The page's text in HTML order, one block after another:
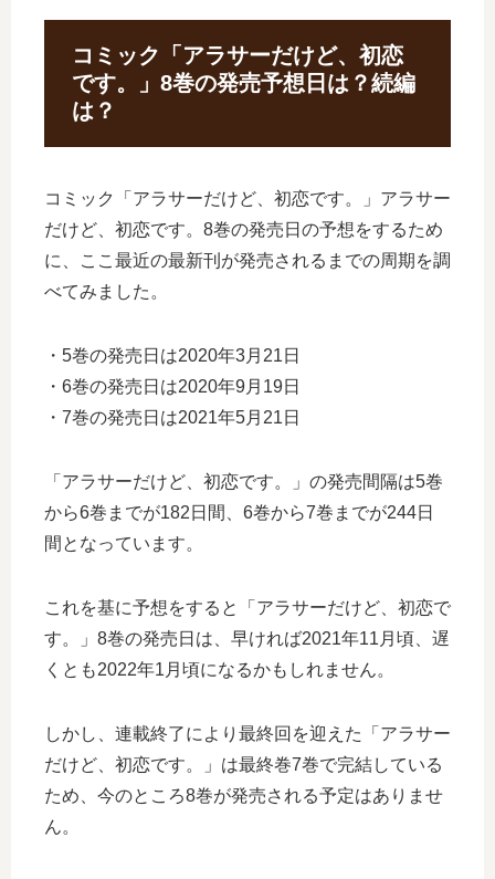
コミック「アラサーだけど、初恋
です。」8巻の発売予想日は？続編
は？
コミック「アラサーだけど、初恋です。」アラサー
だけど、初恋です。8巻の発売日の予想をするため
に、ここ最近の最新刊が発売されるまでの周期を調
べてみました。
・5巻の発売日は2020年3月21日
・6巻の発売日は2020年9月19日
・7巻の発売日は2021年5月21日
「アラサーだけど、初恋です。」の発売間隔は5巻
から6巻までが182日間、6巻から7巻までが244日
間となっています。
これを基に予想をすると「アラサーだけど、初恋で
す。」8巻の発売日は、早ければ2021年11月頃、遅
くとも2022年1月頃になるかもしれません。
しかし、連載終了により最終回を迎えた「アラサー
だけど、初恋です。」は最終巻7巻で完結している
ため、今のところ8巻が発売される予定はありませ
ん。